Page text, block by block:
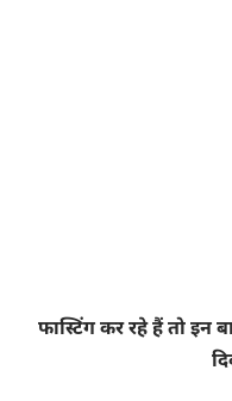
फास्टिंग कर रहे हैं तो इन